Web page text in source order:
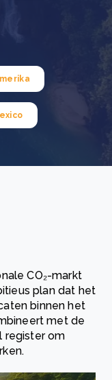
CO₂-markt
plan dat het
binnen het
met de
register om